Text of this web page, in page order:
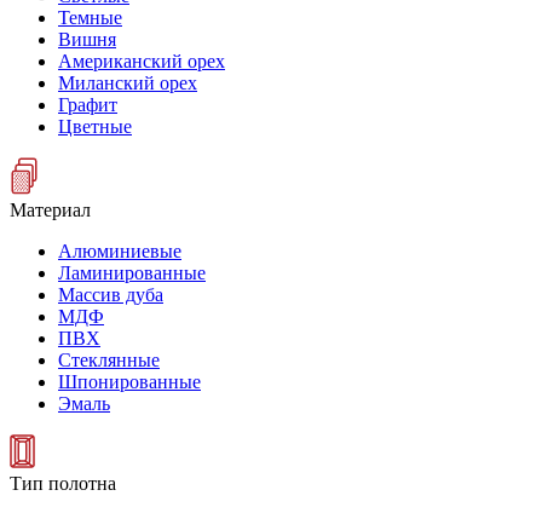
Темные
Вишня
Американский орех
Миланский орех
Графит
Цветные
Материал
Алюминиевые
Ламинированные
Массив дуба
МДФ
ПВХ
Стеклянные
Шпонированные
Эмаль
Тип полотна